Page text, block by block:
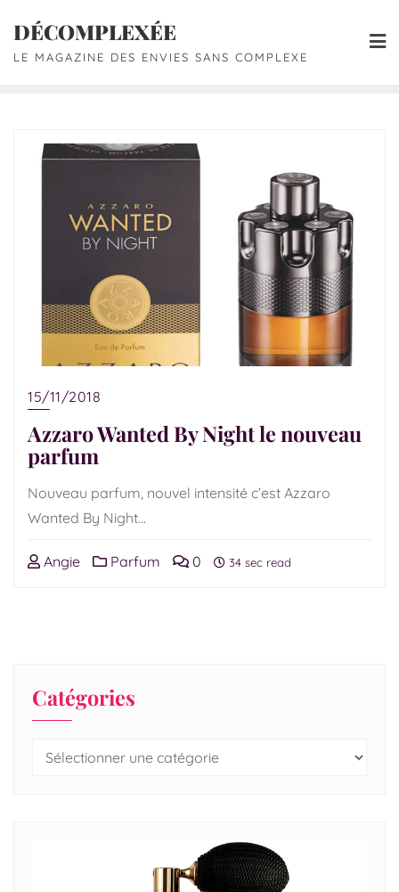
DÉCOMPLEXÉE
LE MAGAZINE DES ENVIES SANS COMPLEXE
15/11/2018
Azzaro Wanted By Night le nouveau
parfum
Nouveau parfum, nouvel intensité c’est Azzaro
Wanted By Night…
Angie Parfum 0 34 sec read
Catégories